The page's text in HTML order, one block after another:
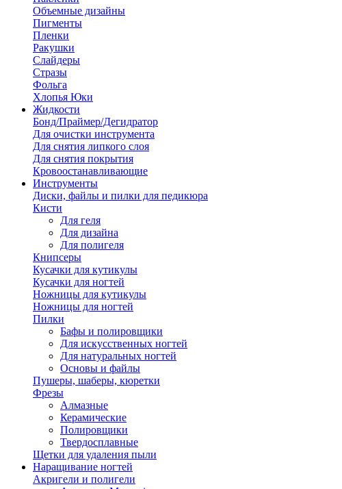
Объемные дизайны
Пигменты
Пленки
Ракушки
Слайдеры
Стразы
Фольга
Хлопья Юки
Жидкости
Бонд/Праймер/Дегидратор
Для очистки инструмента
Для снятия липкого слоя
Для снятия покрытия
Кровоостанавливающие
Инструменты
Диски, файлы и пилки для педикюра
Кисти
Для геля
Для дизайна
Для полигеля
Книпсеры
Кусачки для кутикулы
Кусачки для ногтей
Ножницы для кутикулы
Ножницы для ногтей
Пилки
Бафы и полировщики
Для искусственных ногтей
Для натуральных ногтей
Основы и файлы
Пушеры, шаберы, кюретки
Фрезы
Алмазные
Керамические
Полировщики
Твердосплавные
Щетки для удаления пыли
Наращивание ногтей
Акригели и полигели